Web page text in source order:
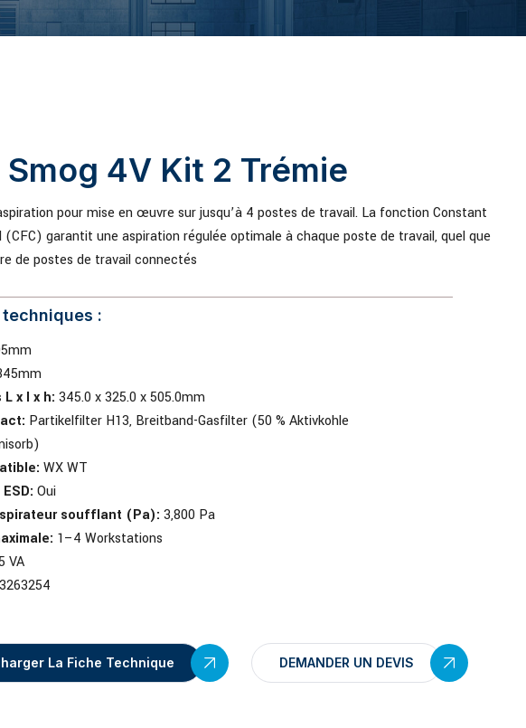
Smog 4V Kit 2 Trémie
pour mise en œuvre sur jusqu’à 4 postes de travail. La fonction Constant
(CFC) garantit une aspiration régulée optimale à chaque poste de travail, quel que
de postes de travail connectés
techniques :
x l x h: 345.0 x 325.0 x 505.0mm
Partikelfilter H13, Breitband-Gasfilter (50 % Aktivkohle
WX WT
Oui
soufflant (Pa): 3,800 Pa
1–4 Workstations
VA
La Fiche Technique DEMANDER UN DEVIS